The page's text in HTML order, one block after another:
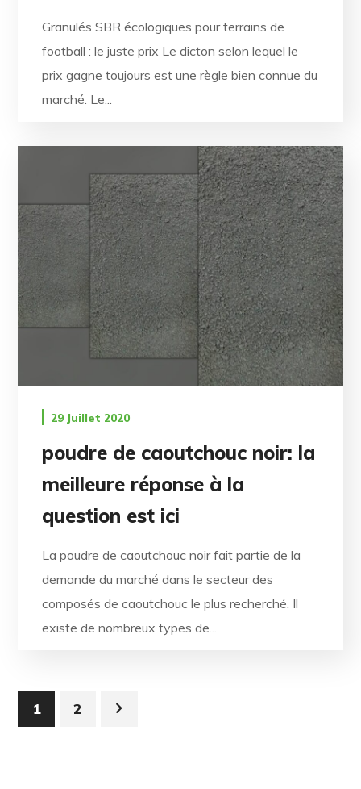
Granulés SBR écologiques pour terrains de
football : le juste prix Le dicton selon lequel le
prix gagne toujours est une règle bien connue du
marché. Le...
29 Juillet 2020
poudre de caoutchouc noir: la
meilleure réponse à la
question est ici
La poudre de caoutchouc noir fait partie de la
demande du marché dans le secteur des
composés de caoutchouc le plus recherché. Il
existe de nombreux types de...
1 2